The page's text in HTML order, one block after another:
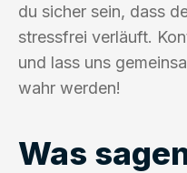
du sicher sein, dass
stressfrei verläuft.
und lass uns
wahr werden!
Was